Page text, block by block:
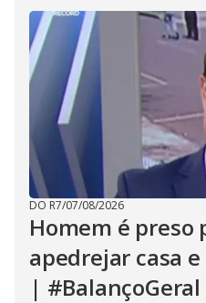
DO R7/07/08/2026
Homem é preso
apedrejar casa
|